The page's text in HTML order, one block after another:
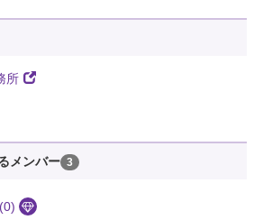
所
メンバー 3
(0)